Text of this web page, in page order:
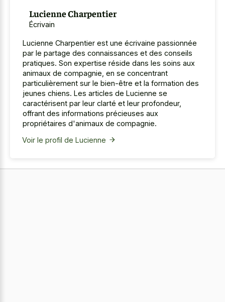
Lucienne Charpentier
Écrivain
Lucienne Charpentier est une écrivaine passionnée
par le partage des connaissances et des conseils
pratiques. Son expertise réside dans les soins aux
animaux de compagnie, en se concentrant
particulièrement sur le bien-être et la formation des
jeunes chiens. Les articles de Lucienne se
caractérisent par leur clarté et leur profondeur,
offrant des informations précieuses aux
propriétaires d'animaux de compagnie.
Voir le profil de Lucienne